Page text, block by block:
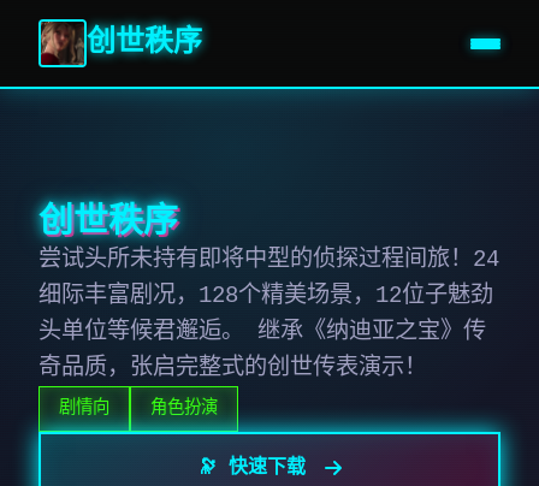
创世秩序
创世秩序
尝试头所未持有即将中型的侦探过程间旅！24
细际丰富剧况，128个精美场景，12位子魅劲
头单位等候君邂逅。 继承《纳迪亚之宝》传
奇品质，张启完整式的创世传表演示！
剧情向 角色扮演
🔭 快速下载